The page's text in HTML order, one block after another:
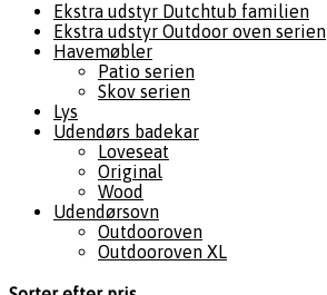
Ekstra udstyr Dutchtub familien
Ekstra udstyr Outdoor oven serien
Havemøbler
Patio serien
Skov serien
Lys
Udendørs badekar
Loveseat
Original
Wood
Udendørsovn
Outdooroven
Outdooroven XL